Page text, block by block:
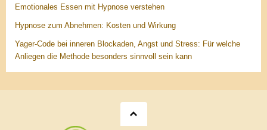
Emotionales Essen mit Hypnose verstehen
Hypnose zum Abnehmen: Kosten und Wirkung
Yager-Code bei inneren Blockaden, Angst und Stress: Für welche
Anliegen die Methode besonders sinnvoll sein kann